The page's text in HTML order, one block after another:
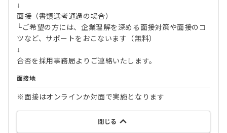
↓
面接（書類選考通過の場合）
└ご希望の方には、企業理解を深める面接対策や面接のコ
ツなど、サポートをおこないます（無料）
↓
合否を採用事務局よりご連絡いたします。
面接地
※面接はオンラインか対面で実施となります
閉じる